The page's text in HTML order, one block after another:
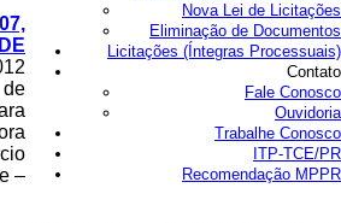
Nova Lei de Licitações
Eliminação de Documentos
Licitações (Íntegras Processuais)
Contato
Fale Conosco
Ouvidoria
Trabalhe Conosco
ITP-TCE/PR
Recomendação MPPR
–